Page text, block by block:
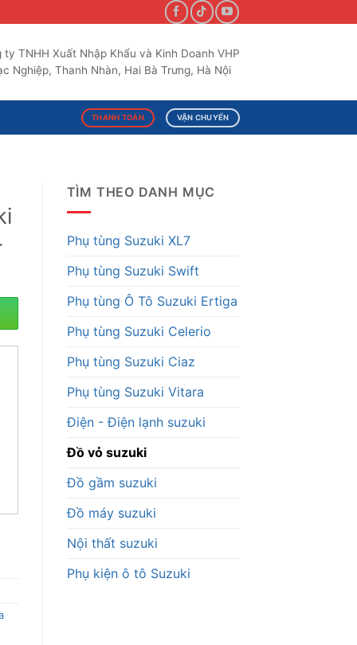
TNHH Xuất Nhập Khẩu và Kinh Doanh VHP
Nghiệp, Thanh Nhàn, Hai Bà Trưng, Hà Nội
THANH TOÁN VẬN CHUYỂN
TÌM THEO DANH MỤC
Phụ tùng Suzuki XL7
Phụ tùng Suzuki Swift
Phụ tùng Ô Tô Suzuki Ertiga
Phụ tùng Suzuki Celerio
Phụ tùng Suzuki Ciaz
Phụ tùng Suzuki Vitara
Điện - Điện lạnh suzuki
Đồ vỏ suzuki
Đồ gầm suzuki
Đồ máy suzuki
Nội thất suzuki
Phụ kiện ô tô Suzuki